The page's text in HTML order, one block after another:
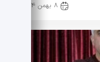
8 بهمن 1404